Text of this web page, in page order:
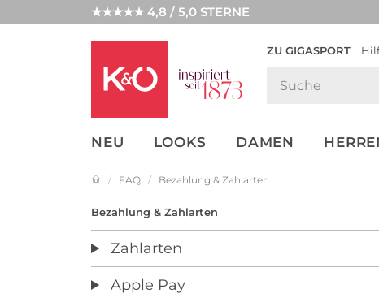
★★★★★ 4,8 / 5,0 STERNE
ZU GIGASPORT
NEU LOOKS DAMEN
NEW IN
WEDDING
FAQ Bezahlung & Zahlarten
Bezahlung & Zahlarten
Zahlarten
Apple Pay